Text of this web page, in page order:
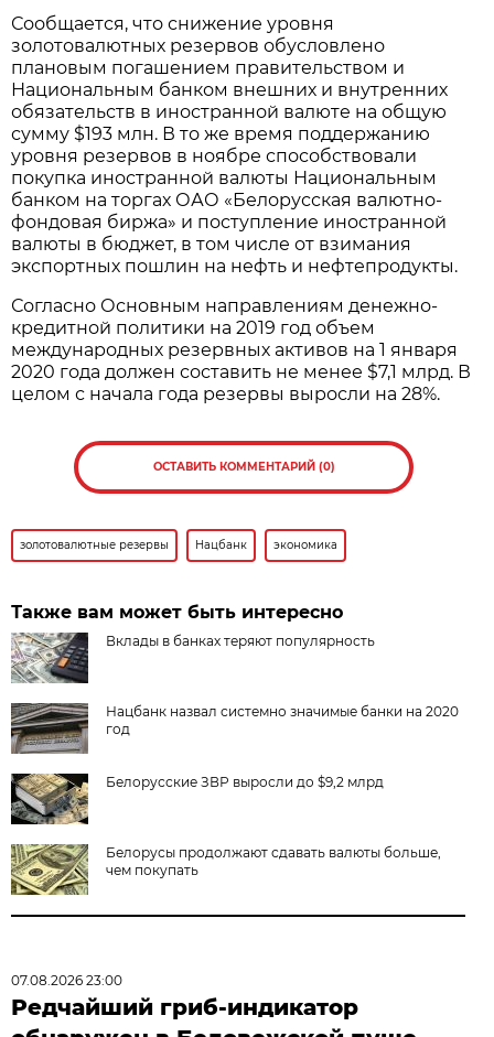
Сообщается, что снижение уровня
золотовалютных резервов обусловлено
плановым погашением правительством и
Национальным банком внешних и внутренних
обязательств в иностранной валюте на общую
сумму $193 млн. В то же время поддержанию
уровня резервов в ноябре способствовали
покупка иностранной валюты Национальным
банком на торгах ОАО «Белорусская валютно-
фондовая биржа» и поступление иностранной
валюты в бюджет, в том числе от взимания
экспортных пошлин на нефть и нефтепродукты.
Согласно Основным направлениям денежно-
кредитной политики на 2019 год объем
международных резервных активов на 1 января
2020 года должен составить не менее $7,1 млрд. В
целом с начала года резервы выросли на 28%.
ОСТАВИТЬ КОММЕНТАРИЙ (0)
золотовалютные резервы Нацбанк экономика
Также вам может быть интересно
Вклады в банках теряют популярность
Нацбанк назвал системно значимые банки на 2020
год
Белорусские ЗВР выросли до $9,2 млрд
Белорусы продолжают сдавать валюты больше,
чем покупать
07.08.2026 23:00
Редчайший гриб-индикатор